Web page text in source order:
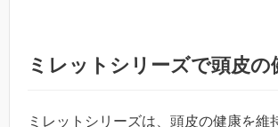
ミレットシリーズで頭皮の
ミレットシリーズは、頭皮の健康を維